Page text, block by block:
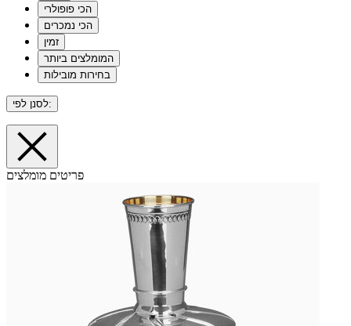
הכי פופולרי
הכי נמכרים
זמין
המומלצים ביותר
בחירות מובילות
לסנן לפי:
פריטים מומלצים